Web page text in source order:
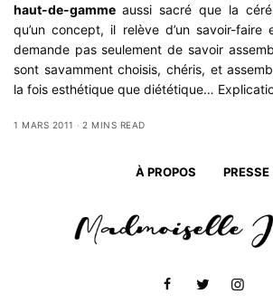
haut-de-gamme aussi sacré que la
qu’un concept, il relève d’un savoir-faire
demande pas seulement de savoir
sont savamment choisis, chéris, et
la fois esthétique que diététique…
1 MARS 2011 2 MINS READ
À PROPOS PRESSE